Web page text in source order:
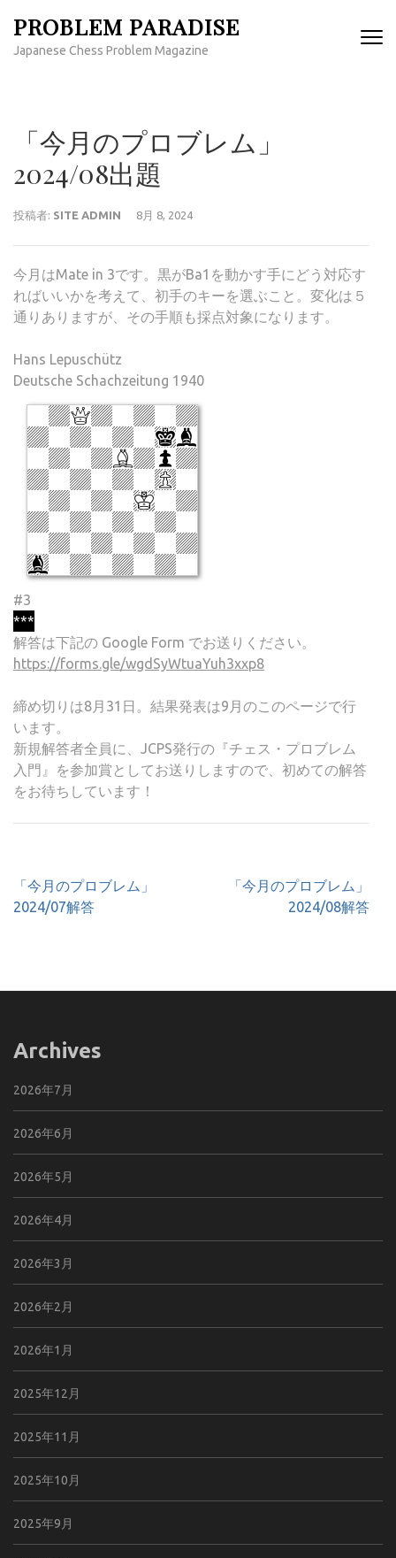
(Enter
PROBLEM PARADISE
Japanese Chess Problem Magazine
「今月のプロブレム」
2024/08出題
投稿者: SITE ADMIN 8月 8, 2024
今月はMate in 3です。黒がBa1を動かす手にどう対応す
ればいいかを考えて、初手のキーを選ぶこと。変化は５
通りありますが、その手順も採点対象になります。
Hans Lepuschütz
Deutsche Schachzeitung 1940
#3
***
解答は下記の Google Form でお送りください。
https://forms.gle/wgdSyWtuaYuh3xxp8
締め切りは8月31日。結果発表は9月のこのページで行
います。
新規解答者全員に、JCPS発行の『チェス・プロブレム
入門』を参加賞としてお送りしますので、初めての解答
をお待ちしています！
投
稿
ー
ン
「今月のプロブレム」
2024/07解答
「今月のプロブレム」
2024/08解答
Archives
2026年7月
2026年6月
2026年5月
2026年4月
2026年3月
2026年2月
2026年1月
2025年12月
2025年11月
2025年10月
2025年9月